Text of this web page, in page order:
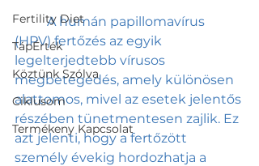
Fertility Diet
TápÉrték
Köztünk Szólva
Ciklusom
Termékeny Kapcsolat
	A humán papillomavírus
(HPV) fertőzés az egyik
legelterjedtebb vírusos
megbetegedés, amely különösen
alattomos, mivel az esetek jelentős
részében tünetmentesen zajlik. Ez
azt jelenti, hogy a fertőzött
személy évekig hordozhatja a